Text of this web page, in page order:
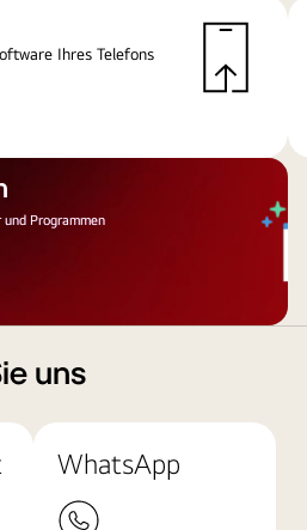
Ihres Telefons
Programmen
uns
WhatsApp